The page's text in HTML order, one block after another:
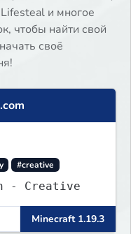
и многое
чтобы найти свой
своё
#creative
- Creative
Minecraft 1.19.3